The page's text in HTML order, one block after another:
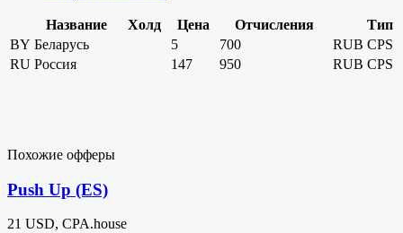
Название Холд Цена Отчисления
Тип
BY Беларусь 5 700 RUB CPS
RU Россия 147 950 RUB CPS
Похожие офферы
Push Up (ES)
21 USD, CPA.house